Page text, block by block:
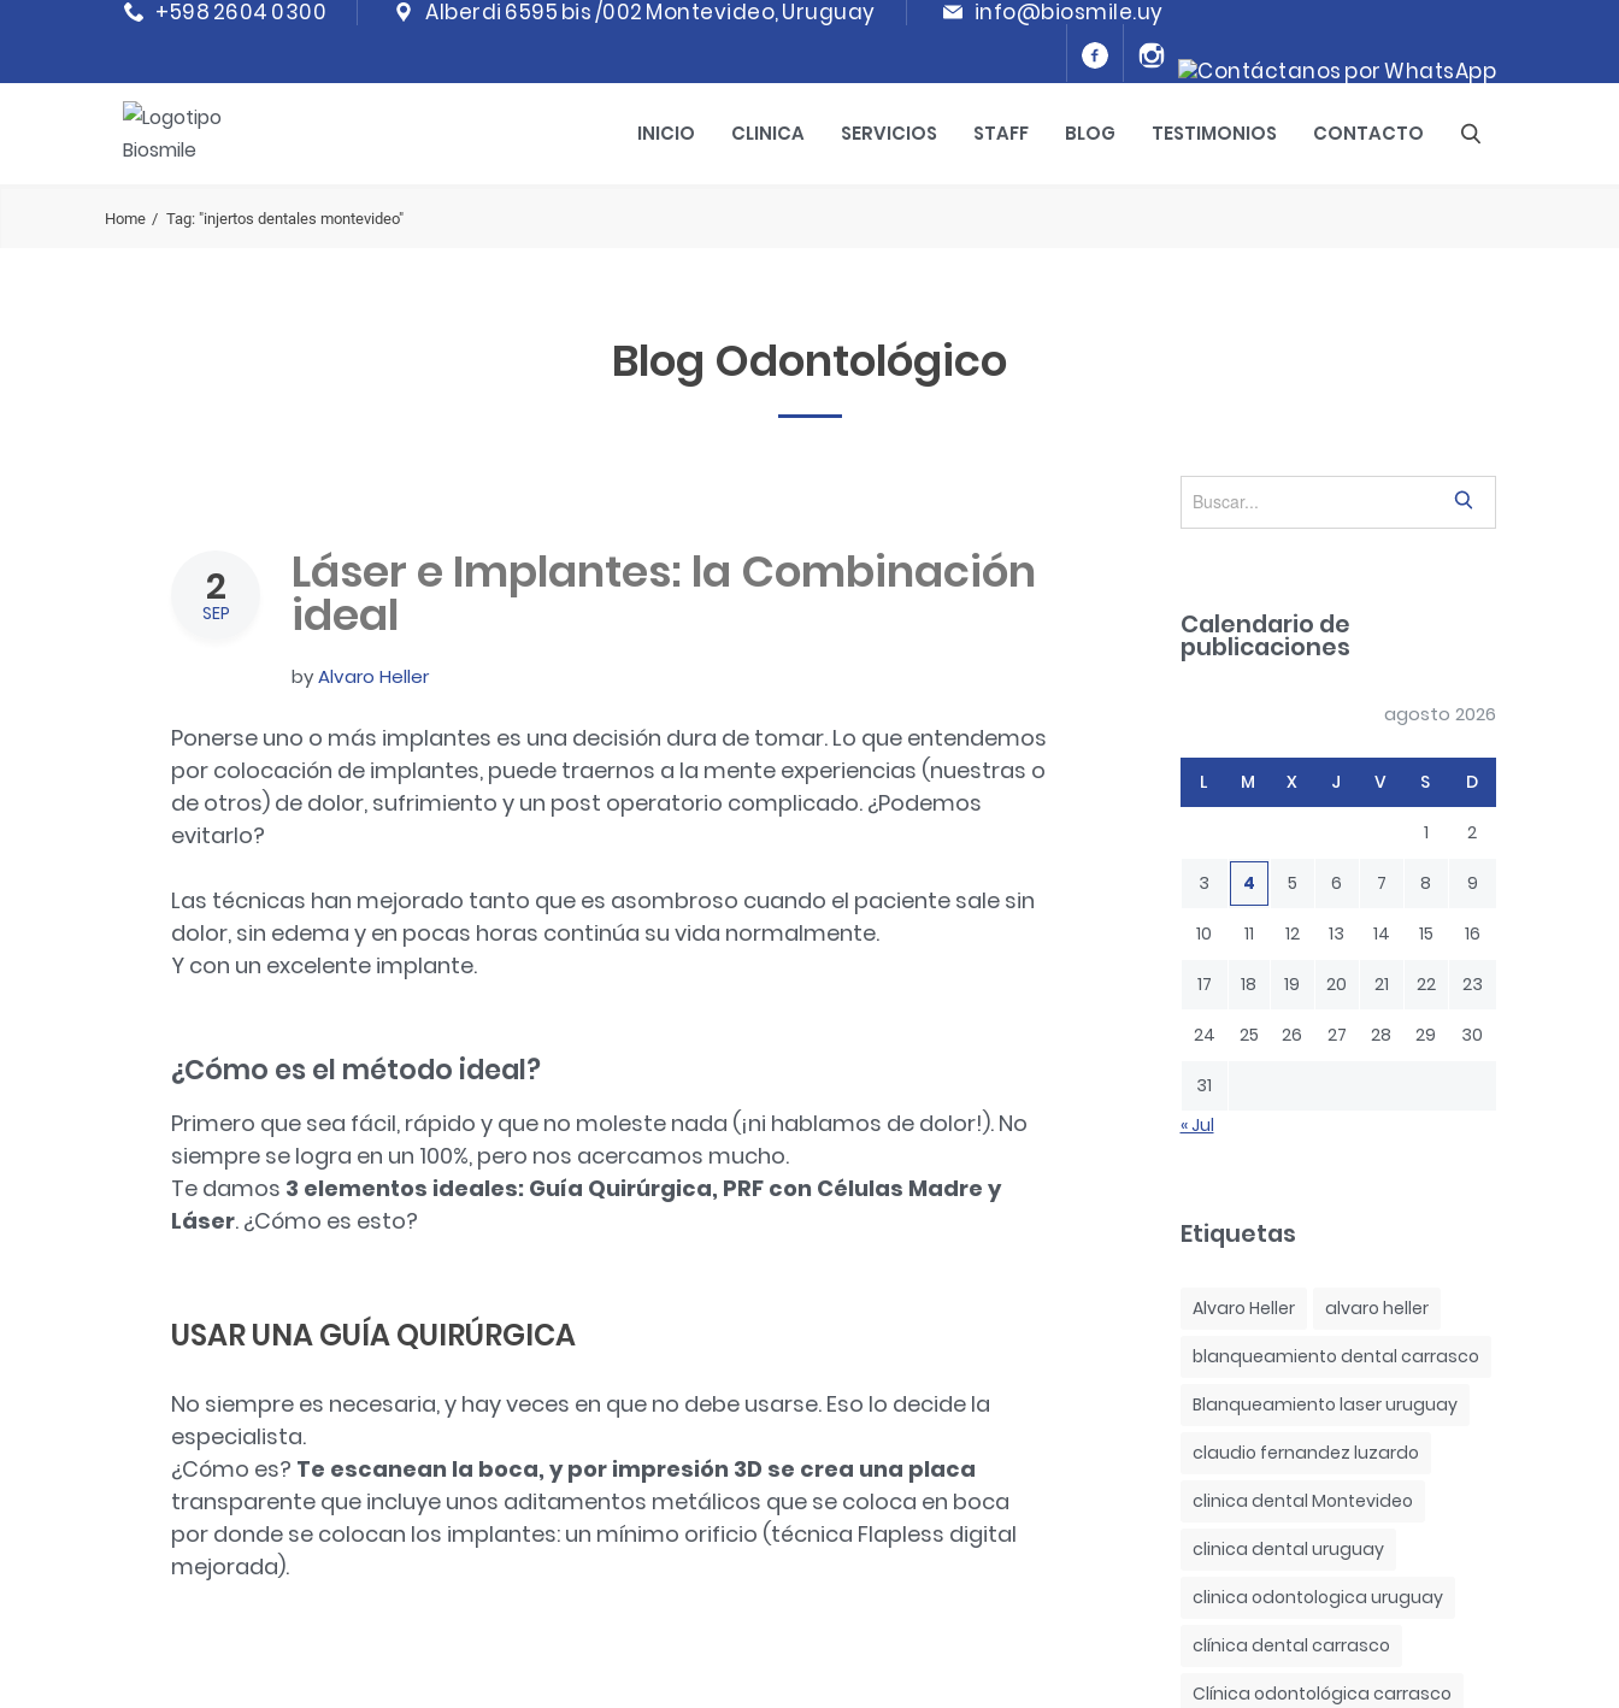
+598 2604 0300 Alberdi 6595 bis /002 Montevideo, Uruguay info@biosmile.uy
INICIO CLINICA SERVICIOS STAFF BLOG TESTIMONIOS CONTACTO
Home Tag: "injertos dentales montevideo"
2
SEP
Láser e Implantes: la Combinación
ideal
byAlvaro Heller
Ponerse uno o más implantes es una decisión dura de tomar. Lo que entendemos
por colocación de implantes, puede traernos a la mente experiencias (nuestras o
de otros) de dolor, sufrimiento y un post operatorio complicado. ¿Podemos
evitarlo?
Las técnicas han mejorado tanto que es asombroso cuando el paciente sale sin
dolor, sin edema y en pocas horas continúa su vida normalmente.
Y con un excelente implante.
¿Cómo es el método ideal?
Primero que sea fácil, rápido y que no moleste nada (¡ni hablamos de dolor!). No
siempre se logra en un 100%, pero nos acercamos mucho.
Te damos 3 elementos ideales: Guía Quirúrgica, PRF con Células Madre y
Láser. ¿Cómo es esto?
USAR UNA GUÍA QUIRÚRGICA
No siempre es necesaria, y hay veces en que no debe usarse. Eso lo decide la
especialista.
¿Cómo es? Te escanean la boca, y por impresión 3D se crea una placa
transparente que incluye unos aditamentos metálicos que se coloca en boca
por donde se colocan los implantes: un mínimo orificio (técnica Flapless digital
mejorada).
e
Calendario de
publicaciones
agosto 2026
L M X J V S D
1 2
3 4 5 6 7 8 9
10 11 12 13 14 15 16
17 18 19 20 21 22 23
24 25 26 27 28 29 30
31
« Jul
Etiquetas
Alvaro Heller
alvaro heller
blanqueamiento dental carrasco
Blanqueamiento laser uruguay
claudio fernandez luzardo
clinica dental Montevideo
clinica dental uruguay
clinica odontologica uruguay
clínica dental carrasco
Clínica odontológica carrasco